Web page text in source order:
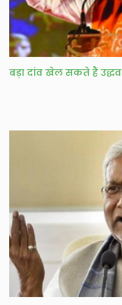
बड़ा दांव खेल सकते हैं उद्धव